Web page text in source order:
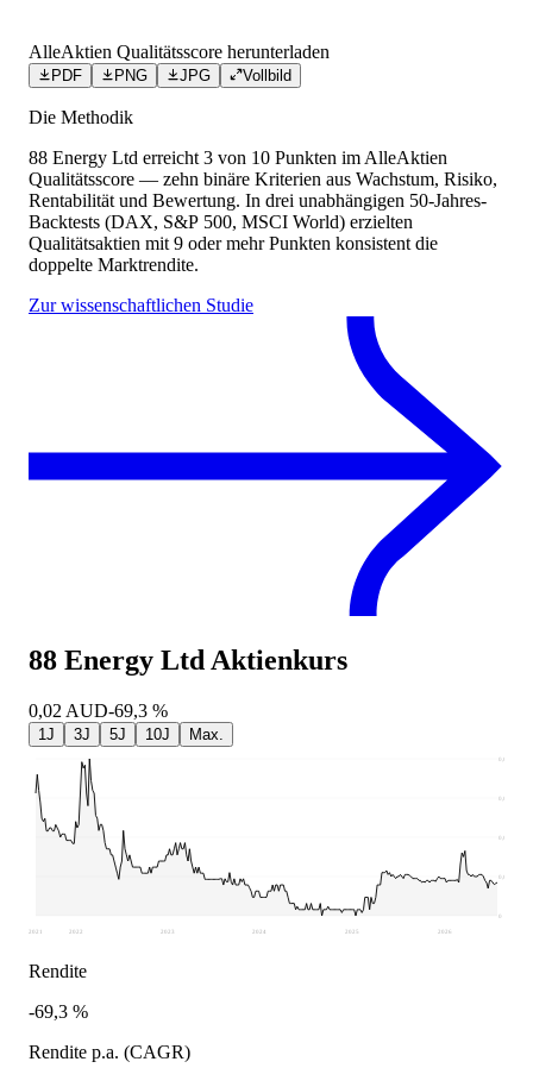
AlleAktien Qualitätsscore herunterladen
PDF PNG JPG Vollbild
Die Methodik
88 Energy Ltd erreicht 3 von 10 Punkten im AlleAktien
Qualitätsscore — zehn binäre Kriterien aus Wachstum, Risiko,
Rentabilität und Bewertung. In drei unabhängigen 50-Jahres-
Backtests (DAX, S&P 500, MSCI World) erzielten
Qualitätsaktien mit 9 oder mehr Punkten konsistent die
doppelte Marktrendite.
Zur wissenschaftlichen Studie
88 Energy Ltd Aktienkurs
0,02 AUD-69,3 %
1J 3J 5J 10J Max.
0
0,02
0,04
0,06
0,08
2021 2022 2023 2024 2025 2026
Rendite
-69,3 %
Rendite p.a. (CAGR)